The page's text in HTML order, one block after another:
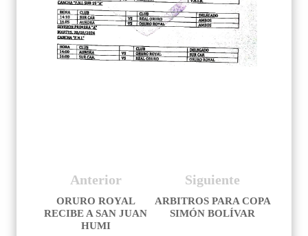
Siguiente
ARBITROS PARA COPA
SIMÓN BOLÍVAR
Anterior
ORURO ROYAL
RECIBE A SAN JUAN
HUMI